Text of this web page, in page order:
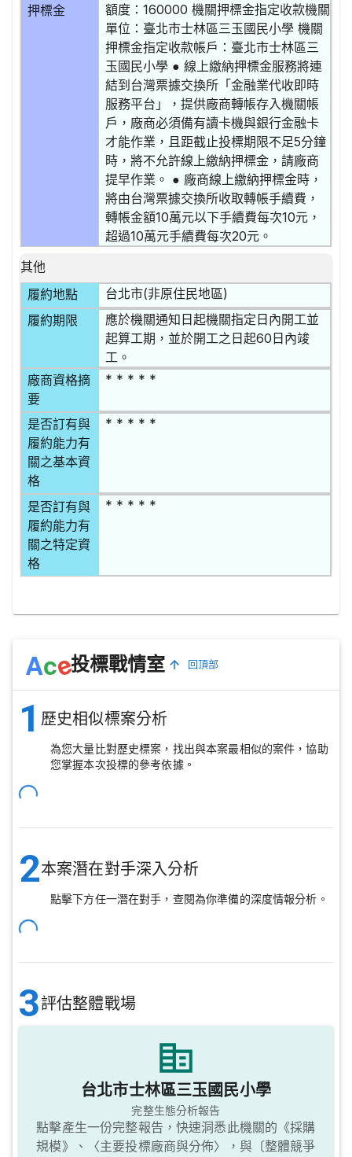
押標金
額度：160000 機關押標金指定收款機關
單位：臺北市士林區三玉國民小學 機關
押標金指定收款帳戶：臺北市士林區三
玉國民小學 ● 線上繳納押標金服務將連
結到台灣票據交換所「金融業代收即時
服務平台」，提供廠商轉帳存入機關帳
戶，廠商必須備有讀卡機與銀行金融卡
才能作業，且距截止投標期限不足5分鐘
時，將不允許線上繳納押標金，請廠商
提早作業。 ● 廠商線上繳納押標金時，
將由台灣票據交換所收取轉帳手續費，
轉帳金額10萬元以下手續費每次10元，
超過10萬元手續費每次20元。
其他
履約地點
台北市(非原住民地區)
履約期限
應於機關通知日起機關指定日內開工並
起算工期，並於開工之日起60日內竣
工。
廠商資格摘
要
* * * * *
是否訂有與
履約能力有
關之基本資
格
* * * * *
是否訂有與
履約能力有
關之特定資
格
* * * * *
Ace投標戰情室 回頂部
1 歷史相似標案分析
為您大量比對歷史標案，找出與本案最相似的案件，協助
您掌握本次投標的參考依據。
2本案潛在對手深入分析
點擊下方任一潛在對手，查閱為你準備的深度情報分析。
3評估整體戰場
台北市士林區三玉國民小學
完整生態分析報告
點擊產生一份完整報告，快速洞悉此機關的《採購
規模》、〈主要投標廠商與分佈〉，與〔整體競爭